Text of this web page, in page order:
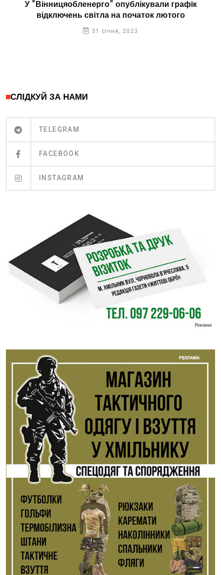
У "Вінницяобленерго" опублікували графік
відключень світла на початок лютого
31 січня, 2023
СЛІДКУЙ ЗА НАМИ
TELEGRAM
FACEBOOK
INSTAGRAM